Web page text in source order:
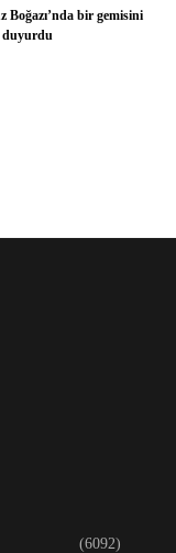
Boğazı’nda bir gemisini
duyurdu
(6092)